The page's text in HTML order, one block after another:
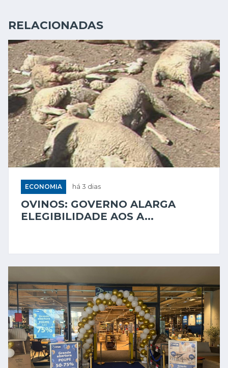
RELACIONADAS
ECONOMIA há 3 dias
OVINOS: GOVERNO ALARGA
ELEGIBILIDADE AOS A...